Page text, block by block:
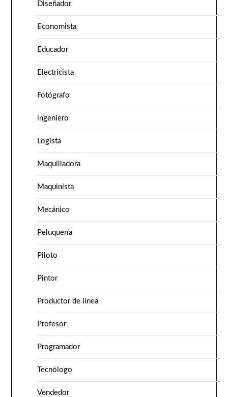
Diseñador
Economista
Educador
Electricista
Fotógrafo
ingeniero
Logista
Maquilladora
Maquinista
Mecánico
Peluquería
Piloto
Pintor
Productor de línea
Profesor
Programador
Tecnólogo
Vendedor